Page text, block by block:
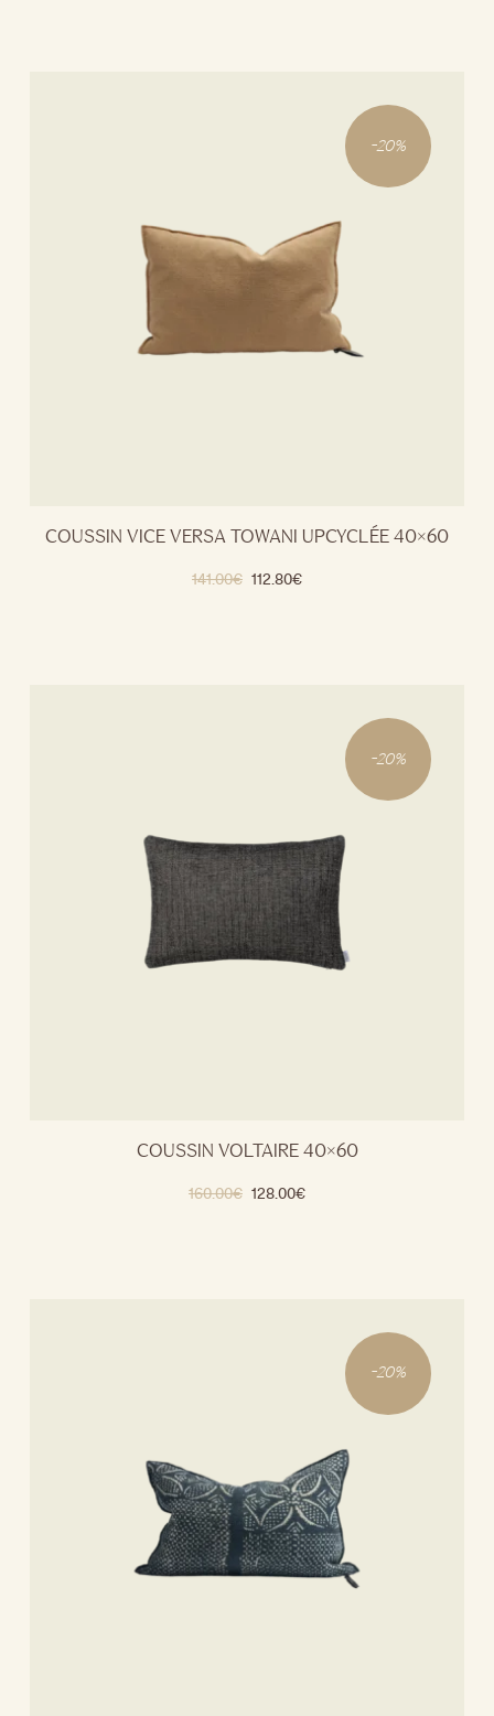
-20%
COUSSIN VICE VERSA TOWANI UPCYCLÉE 40×60
141.00€ 112.80€
-20%
COUSSIN VOLTAIRE 40×60
160.00€ 128.00€
-20%